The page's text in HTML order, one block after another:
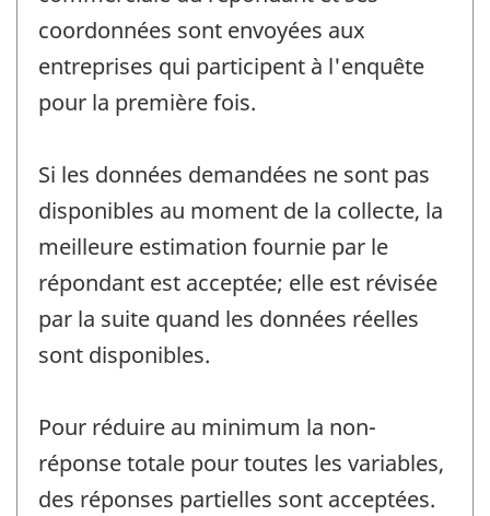
coordonnées sont envoyées aux
entreprises qui participent à l'enquête
pour la première fois.
Si les données demandées ne sont pas
disponibles au moment de la collecte, la
meilleure estimation fournie par le
répondant est acceptée; elle est révisée
par la suite quand les données réelles
sont disponibles.
Pour réduire au minimum la non-
réponse totale pour toutes les variables,
des réponses partielles sont acceptées.